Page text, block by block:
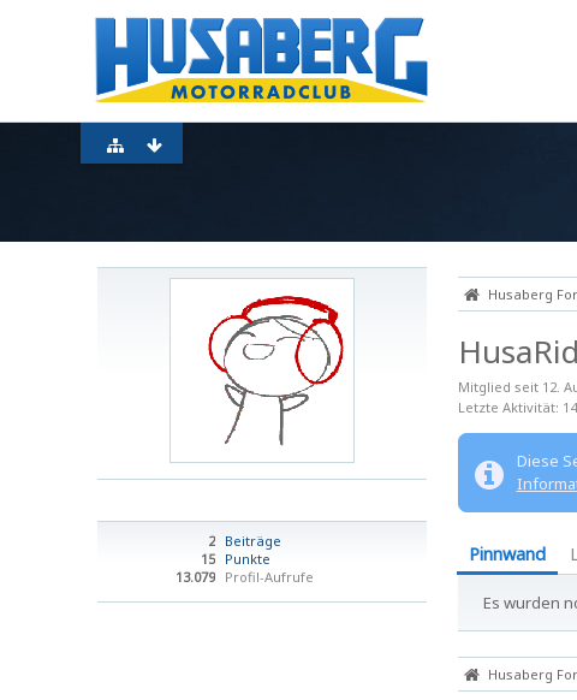
Beiträge
2
Punkte
15
Profil-Aufrufe
13.079
Husaberg
Mitglied seit 12.
Letzte Aktivität
Diese
Pinnwand
Es wurden
Husaberg